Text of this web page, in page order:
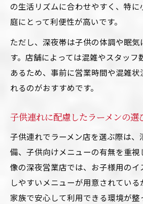
の生活リズムに合わせやすく、特
庭にとって利便性が高いです。
ただし、深夜帯は子供の体調や眠
す。店舗によっては混雑やスタッフ
あるため、事前に営業時間や混雑
れるのがおすすめです。
子供連れに配慮したラーメンの選
子供連れでラーメン店を選ぶ際は、
備、子供向けメニューの有無を重視
像の深夜営業店では、お子様用の
しやすいメニューが用意されている
家族で安心して利用できる環境が整